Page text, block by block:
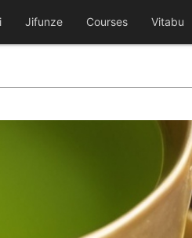
Jifunze Courses Vitabu